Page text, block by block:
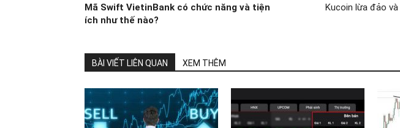
Mã Swift VietinBank có chức năng và tiện
ích như thế nào?
Kucoin lừa đảo
BÀI VIẾT LIÊN QUAN XEM THÊM